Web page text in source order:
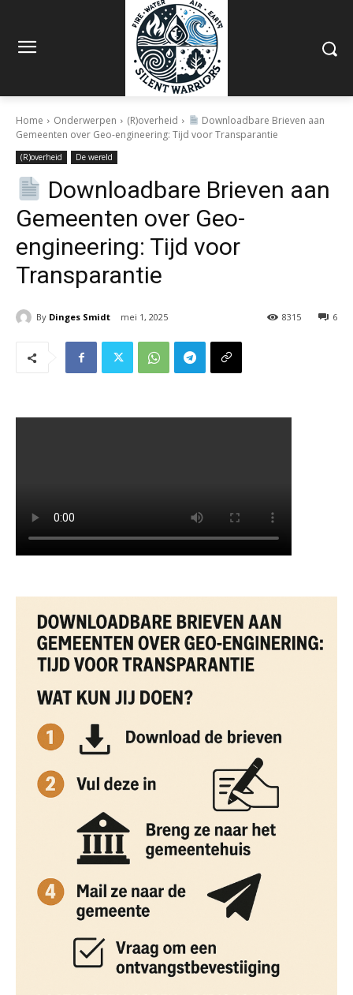
Home Onderwerpen (R)overheid
Downloadbare Brieven aan
Gemeenten over Geo-engineering: Tijd voor Transparantie
(R)overheid De wereld
Downloadbare Brieven aan
Gemeenten over Geo-
engineering: Tijd voor
Transparantie
By Dinges Smidt mei 1, 2025 6
8315